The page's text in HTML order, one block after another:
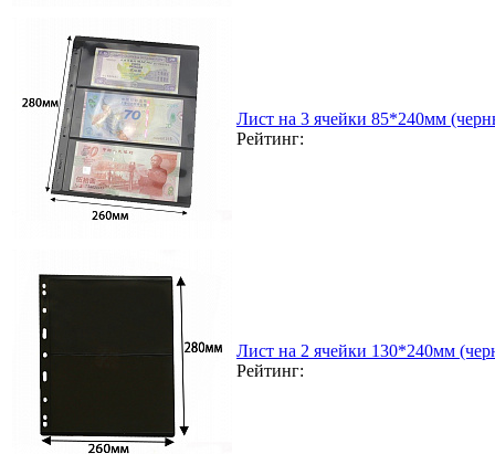
Лист на 3 ячейки 85*240мм
Рейтинг:
Лист на 2 ячейки 130*240мм
Рейтинг: